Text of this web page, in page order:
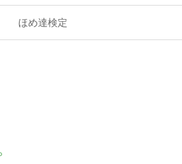
ほめ達検定